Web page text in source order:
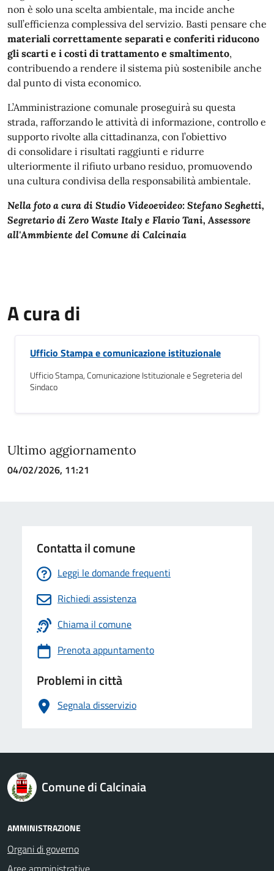
non è solo una scelta ambientale, ma incide anche
sull’efficienza complessiva del servizio. Basti pensare che
materiali correttamente separati e conferiti riducono
gli scarti e i costi di trattamento e smaltimento,
contribuendo a rendere il sistema più sostenibile anche
dal punto di vista economico.
L’Amministrazione comunale proseguirà su questa
strada, rafforzando le attività di informazione, controllo e
supporto rivolte alla cittadinanza, con l’obiettivo
di consolidare i risultati raggiunti e ridurre
ulteriormente il rifiuto urbano residuo, promuovendo
una cultura condivisa della responsabilità ambientale.
Nella foto a cura di Studio Videoevideo: Stefano Seghetti,
Segretario di Zero Waste Italy e Flavio Tani, Assessore
all'Ammbiente del Comune di Calcinaia
A cura di
Ufficio Stampa e comunicazione istituzionale
Ufficio Stampa, Comunicazione Istituzionale e Segreteria del
Sindaco
Ultimo aggiornamento
04/02/2026, 11:21
Contatta il comune
Leggi le domande frequenti
Richiedi assistenza
Chiama il comune
Prenota appuntamento
Problemi in città
Segnala disservizio
logo Unione Europea
Comune di Calcinaia
AMMINISTRAZIONE
Organi di governo